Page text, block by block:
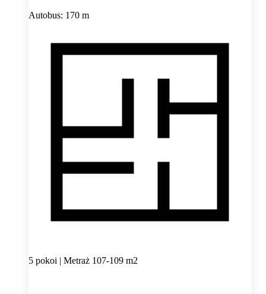
Autobus: 170 m
5 pokoi | Metraż 107-109 m2